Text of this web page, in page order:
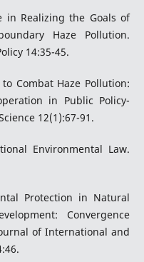
in Realizing the Goals of
Haze Pollution.
14:35-45.
Combat Haze Pollution:
in Public Policy-
12(1):67-91.
Environmental Law.
Protection in Natural
Convergence
of International and